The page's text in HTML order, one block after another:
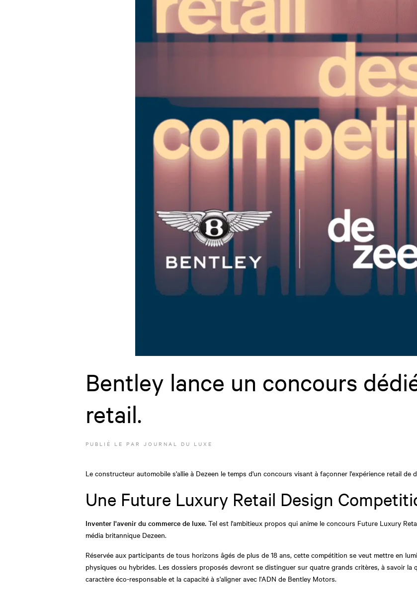
Bentley lance un concours
retail.
PUBLIÉ LE PAR JOURNAL DU LUXE
Le constructeur automobile s'allie à Dezeen le temps d'un concours visant à façonner l'expérience retail de
Une Future Luxury Retail Design
Inventer l'avenir du commerce de luxe. Tel est l'ambitieux propos qui anime le concours Future Luxury
média britannique Dezeen.
Réservée aux participants de tous horizons âgés de plus de 18 ans, cette compétition se veut mettre en
physiques ou hybrides. Les dossiers proposés devront se distinguer sur quatre grands critères, à savoir la
caractère éco-responsable et la capacité à s'aligner avec l'ADN de Bentley Motors.